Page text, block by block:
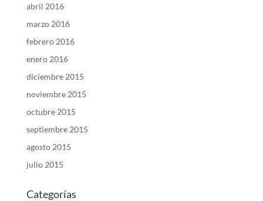
abril 2016
marzo 2016
febrero 2016
enero 2016
diciembre 2015
noviembre 2015
octubre 2015
septiembre 2015
agosto 2015
julio 2015
Categorías